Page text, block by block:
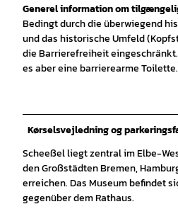
Generel information om
Bedingt durch die überwiegend
und das historische Umfeld
die Barrierefreiheit
es aber eine barrierearme Toilette.
Kørselsvejledning og
Scheeßel liegt zentral im Elbe-
den Großstädten Bremen,
erreichen. Das Museum befindet
gegenüber dem Rathaus.